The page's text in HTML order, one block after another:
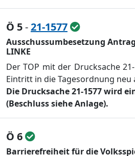
Ö 5-21-1577
Ausschussumbesetzung
LINKE
Der TOP mit der Drucksache
Eintritt in die Tagesordnung neu
Die Drucksache 21-1577 wird
(Beschluss siehe Anlage).
Ö 6
Barrierefreiheit für die